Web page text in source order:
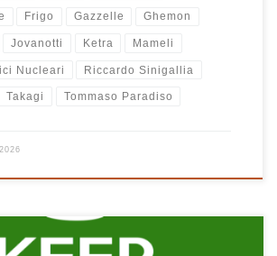
Frigo Gazzelle Ghemon
Jovanotti Ketra Mameli
Nucleari Riccardo Sinigallia
Takagi Tommaso Paradiso